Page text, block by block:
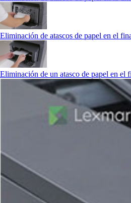
Eliminación de atascos de papel en el
Eliminación de un atasco de papel en el